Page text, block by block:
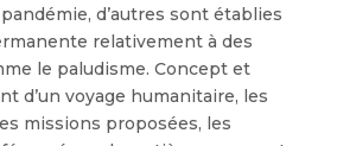
d’autres sont établies
relativement à des
le paludisme. Concept et
d’un voyage humanitaire, les
missions proposées, les